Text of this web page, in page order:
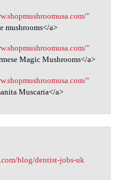
"
mushrooms</a>
"
Magic Mushrooms</a>
"
Muscaria</a>
blog/dentist-jobs-uk